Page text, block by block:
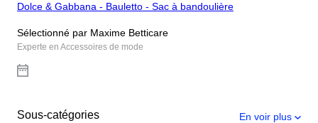
Dolce & Gabbana - Bauletto - Sac à bandoulière
Sélectionné par Maxime Betticare
Experte en Accessoires de mode
Sous-catégories En voir plus